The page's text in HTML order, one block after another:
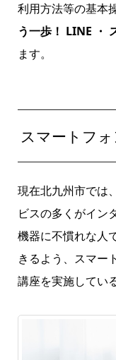
利用方法等の基本
う一歩！ LINE ・
ます。
スマートフ
現在北九州市では
ビスの多くがイン
機器に不慣れな人
きるよう、スマー
講座を実施してい